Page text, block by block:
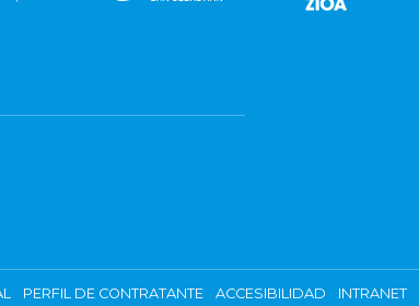
PERFIL DE CONTRATANTE ACCESIBILIDAD INTRANET